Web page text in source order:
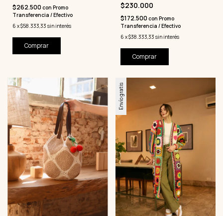
$262.500 con Promo
Transferencia / Efectivo
6 x$58.333,33 sin interés
Comprar
$230.000
$172.500 con Promo
Transferencia / Efectivo
6 x$38.333,33 sin interés
Comprar
Envío gratis